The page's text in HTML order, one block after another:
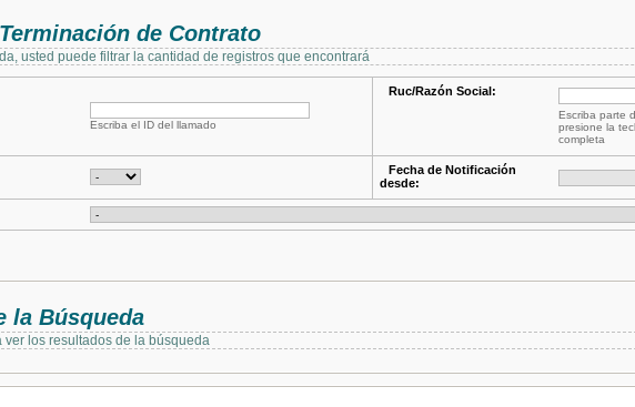
de Contrato
usted puede filtrar la cantidad de registros que encontrará
Escriba el ID del llamado
Ruc/Razón Social:
Escriba parte
presione la
completa
Fecha de Notificación
desde:
la Búsqueda
ver los resultados de la búsqueda